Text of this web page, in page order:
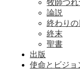
牧師つ
論説
終わり
終末
聖書
出版
使命とビジョ